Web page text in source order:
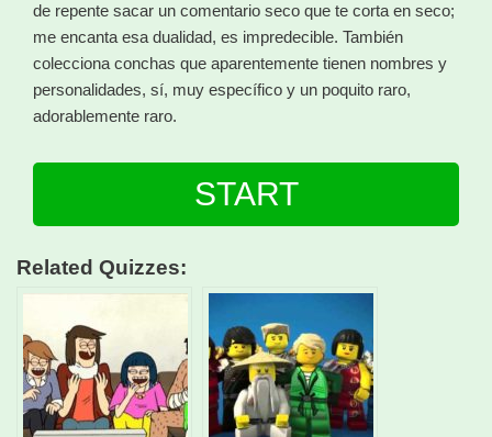
de repente sacar un comentario seco que te corta en seco;
me encanta esa dualidad, es impredecible. También
colecciona conchas que aparentemente tienen nombres y
personalidades, sí, muy específico y un poquito raro,
adorablemente raro.
START
Related Quizzes: